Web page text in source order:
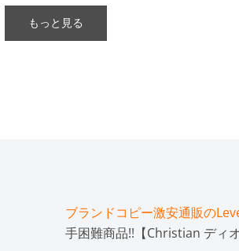
もっと見る
ブランドコピー激安通販の
手困難商品!!【Christian ディ